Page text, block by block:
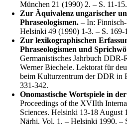
München 21 (1990) 2. – S. 11-15.
Zur Äquivalenz ungarischer
Phraseologismen. – In:
Helsinki 49 (1990) 1-3. – S. 169-
Zur lexikographischen
Phraseologismen und
Germanistisches Jahrbuch
Werner Biechele. Lektorat für
beim Kulturzentrum der DDR in
331-342.
Onomastische Wortspiele in
Proceedings of the XVIIth
Sciences. Helsinki 13-18 August
Närhi. Vol. 1. – Helsinki 1990. –